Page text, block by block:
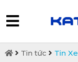
Tin tức Tin Xe